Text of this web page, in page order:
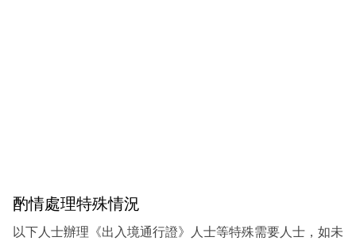
酌情處理特殊情況
以下人士辦理《出入境通行證》人士等特殊需要人士，如未